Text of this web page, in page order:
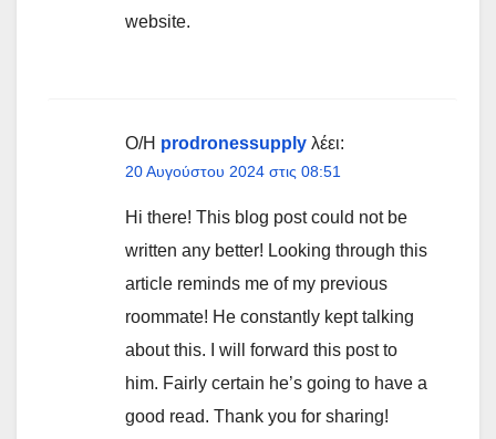
website.
Ο/Η prodronessupply λέει:
20 Αυγούστου 2024 στις 08:51
Hi there! This blog post could not be
written any better! Looking through this
article reminds me of my previous
roommate! He constantly kept talking
about this. I will forward this post to
him. Fairly certain he’s going to have a
good read. Thank you for sharing!